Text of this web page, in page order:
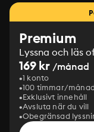
Premium
Lyssna och läs
169 kr /månad
1 konto
100 timmar/månad
Exklusivt innehåll
Avsluta när du vill
Obegränsad